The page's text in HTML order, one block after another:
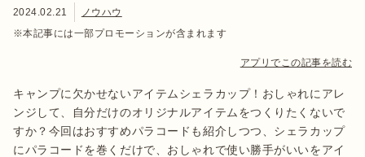
2024.02.21
ノウハウ
※本記事には一部プロモーションが含まれます
アプリでこの記事を読む
キャンプに欠かせないアイテムシェラカップ！おしゃれにアレ
ンジして、自分だけのオリジナルアイテムをつくりたくないで
すか？今回はおすすめパラコードも紹介しつつ、シェラカップ
にパラコードを巻くだけで、おしゃれで使い勝手がいいをアイ